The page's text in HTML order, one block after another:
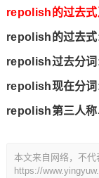
repolish的过去式
repolish的过去
repolish过去分
repolish现在分
repolish第三人
本文来自网络，不代
https://